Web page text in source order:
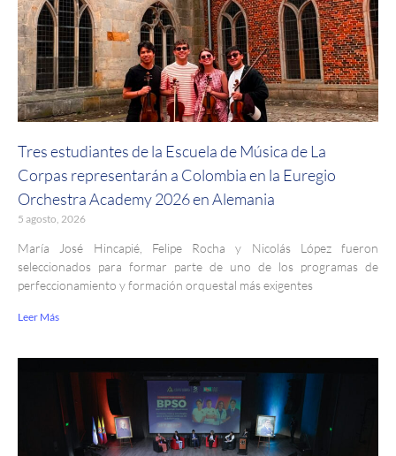
Tres estudiantes de la Escuela de Música de La
Corpas representarán a Colombia en la Euregio
Orchestra Academy 2026 en Alemania
5 agosto, 2026
María José Hincapié, Felipe Rocha y Nicolás López fueron
seleccionados para formar parte de uno de los programas de
perfeccionamiento y formación orquestal más exigentes
Leer Más